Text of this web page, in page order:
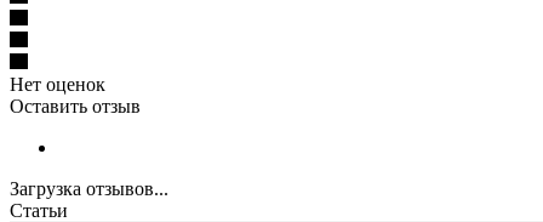
Нет оценок
Оставить отзыв
Загрузка отзывов...
Статьи